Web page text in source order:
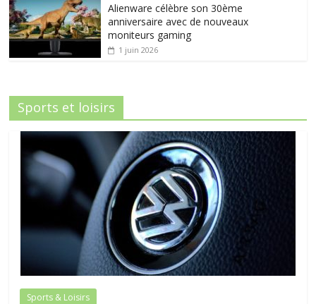
Alienware célèbre son 30ème
anniversaire avec de nouveaux
moniteurs gaming
1 juin 2026
Sports et loisirs
Sports & Loisirs